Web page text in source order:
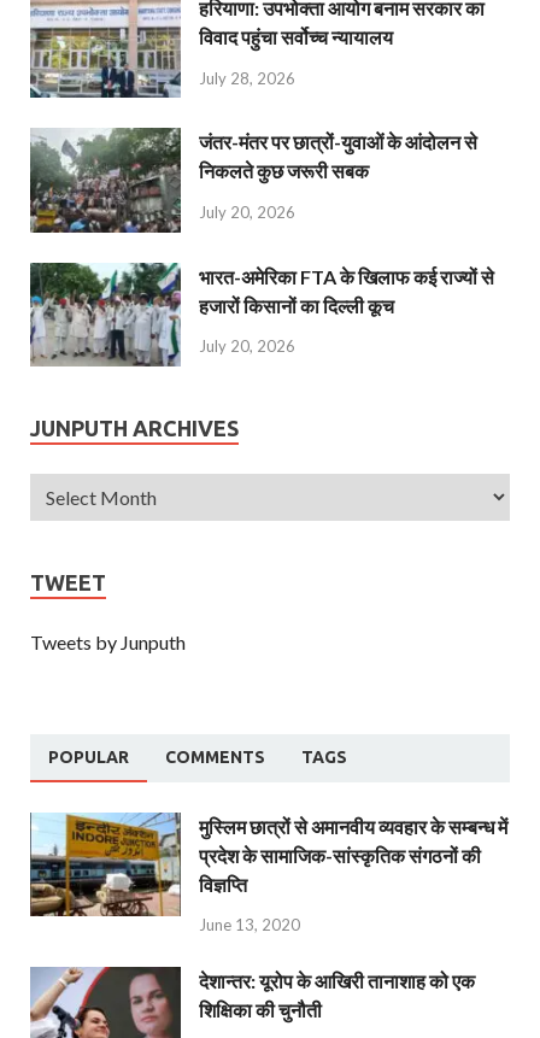
हरियाणा: उपभोक्ता आयोग बनाम सरकार का
विवाद पहुंचा सर्वोच्च न्यायालय
July 28, 2026
जंतर-मंतर पर छात्रों-युवाओं के आंदोलन से
निकलते कुछ जरूरी सबक
July 20, 2026
भारत-अमेरिका FTA के खिलाफ कई राज्यों से
हजारों किसानों का दिल्ली कूच
July 20, 2026
JUNPUTH ARCHIVES
TWEET
Tweets by Junputh
POPULAR COMMENTS TAGS
मुस्लिम छात्रों से अमानवीय व्यवहार के सम्बन्ध में
प्रदेश के सामाजिक-सांस्कृतिक संगठनों की
विज्ञप्ति
June 13, 2020
देशान्‍तर: यूरोप के आखिरी तानाशाह को एक
शिक्षिका की चुनौती